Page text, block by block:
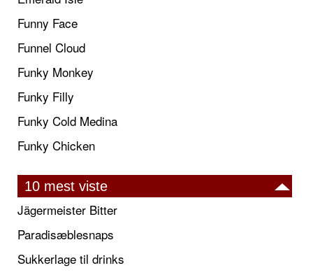
Funny Face
Funnel Cloud
Funky Monkey
Funky Filly
Funky Cold Medina
Funky Chicken
10 mest viste
Jägermeister Bitter
Paradisæblesnaps
Sukkerlage til drinks